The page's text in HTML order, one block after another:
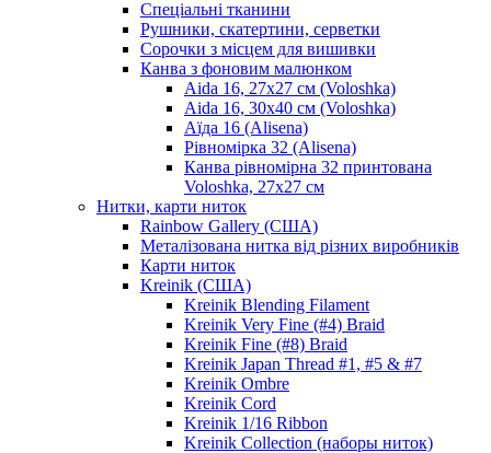
Спеціальні тканини
Рушники, скатертини, серветки
Сорочки з місцем для вишивки
Канва з фоновим малюнком
Aida 16, 27х27 см (Voloshka)
Aida 16, 30х40 см (Voloshka)
Аїда 16 (Alisena)
Рівномірка 32 (Alisena)
Канва рівномірна 32 принтована
Voloshka, 27х27 см
Нитки, карти ниток
Rainbow Gallery (США)
Металізована нитка від різних виробників
Карти ниток
Kreinik (США)
Kreinik Blending Filament
Kreinik Very Fine (#4) Braid
Kreinik Fine (#8) Braid
Kreinik Japan Thread #1, #5 & #7
Kreinik Ombre
Kreinik Cord
Kreinik 1/16 Ribbon
Kreinik Collection (наборы ниток)